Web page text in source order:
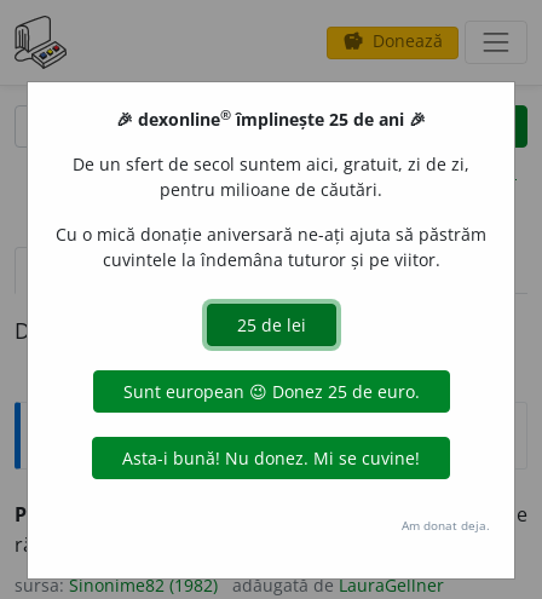
savings Donează
clear
opțiuni
definiții (1) pronunțievolume_up (24)
Definiția cu ID-ul 1015114:
Sinonime
PARI
) a se
rămăși.
sursa:Sinonime82 (1982) adăugată deLauraGellner
🎉 dexonline® împlinește 25 de ani 🎉
De un sfert de secol suntem aici, gratuit, zi de zi,
pentru milioane de căutări.
Cu o mică donație aniversară ne-ați ajuta să păstrăm
cuvintele la îndemâna tuturor și pe viitor.
Am donat deja.